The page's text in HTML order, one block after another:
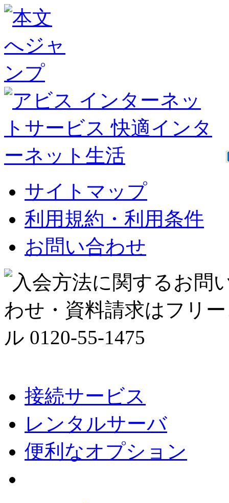
サイトマップ
利用規約・利用条件
お問い合わせ
接続サービス
レンタルサーバ
便利なオプション